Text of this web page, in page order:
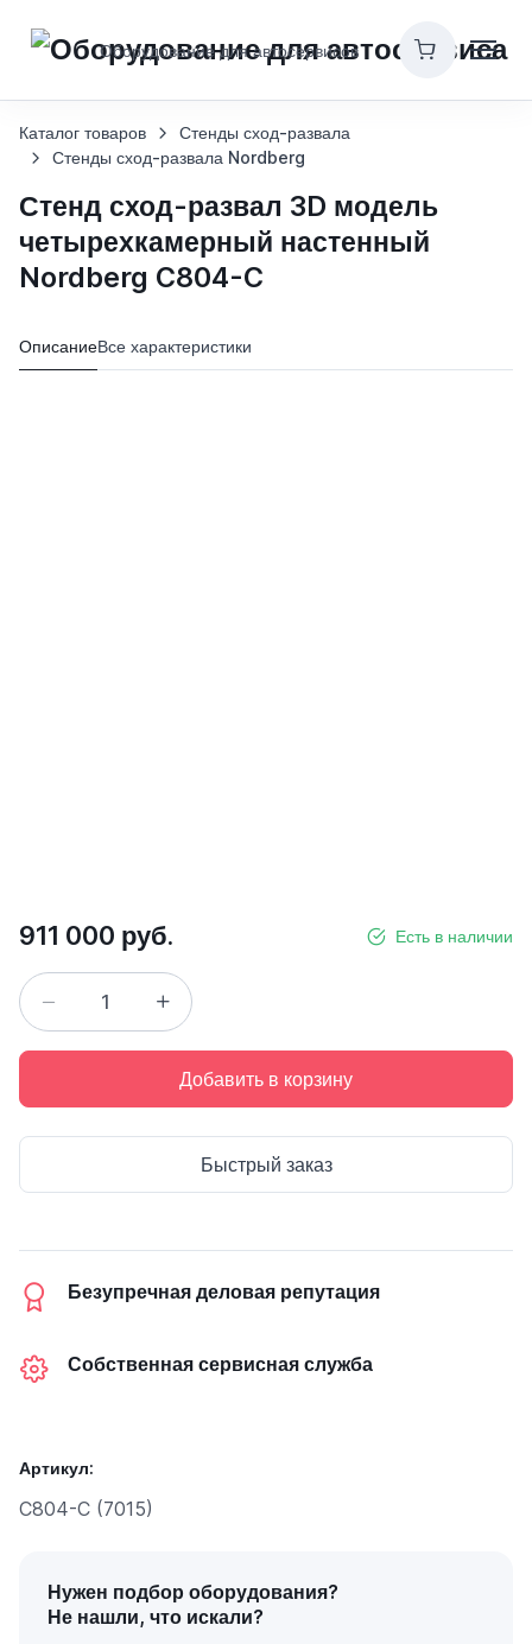
Оборудование для автосервисов
Каталог товаров
Стенды сход-развала
Стенды сход-развала Nordberg
Стенд сход-развал 3D модель
четырехкамерный настенный
Nordberg C804-C
ОписаниеВсе характеристики
911 000 руб. Есть в наличии
Добавить в корзину
Быстрый заказ
Безупречная деловая репутация
Собственная сервисная служба
Артикул:
C804-C (7015)
Нужен подбор оборудования?
Не нашли, что искали?